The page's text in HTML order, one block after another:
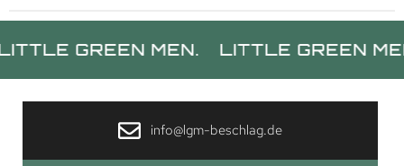
GREEN MEN. LITTLE GREEN MEN.
info@lgm-beschlag.de